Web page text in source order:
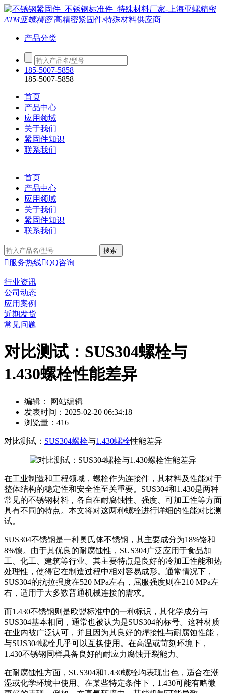
ATM亚螺精密高精密紧固件/特殊材料供应商
产品分类
185-5007-5858
185-5007-5858
首页
产品中心
应用领域
关于我们
紧固件知识
联系我们
首页
产品中心
应用领域
关于我们
紧固件知识
联系我们
 服务热线QQ咨询
行业资讯
公司动态
应用案例
近期发货
常见问题
对比测试：SUS304螺栓与
1.430螺栓性能差异
编辑： 网站编辑
发表时间：2025-02-20 06:34:18
浏览量：416
对比测试： SUS304螺栓与1.430螺栓性能差异
在工业制造和工程领域，螺栓作为连接件，其材料及性能对于
整体结构的稳定性和安全性至关重要。SUS304和1.430是两种
常见的不锈钢材料，各自在耐腐蚀性、强度、可加工性等方面
具有不同的特点。本文将对这两种螺栓进行详细的性能对比测
试。
SUS304不锈钢是一种奥氏体不锈钢，其主要成分为18%铬和
8%镍。由于其优良的耐腐蚀性，SUS304广泛应用于食品加
工、化工、建筑等行业。其主要特点是良好的冷加工性能和热
处理性，使得它在制造过程中相对容易成形。通常情况下，
SUS304的抗拉强度在520 MPa左右，屈服强度则在210 MPa左
右，适用于大多数普通机械连接的需求。
而1.430不锈钢则是欧盟标准中的一种标识，其化学成分与
SUS304基本相同，通常也被认为是SUS304的标号。这种材质
在业内被广泛认可，并且因为其良好的焊接性与耐腐蚀性能，
与SUS304螺栓几乎可以互换使用。在高温或苛刻环境下，
1.430不锈钢同样具备良好的耐应力腐蚀开裂能力。
在耐腐蚀性方面，SUS304和1.430螺栓均表现出色，适合在潮
湿或化学环境中使用。在某些特定条件下，1.430可能有略微